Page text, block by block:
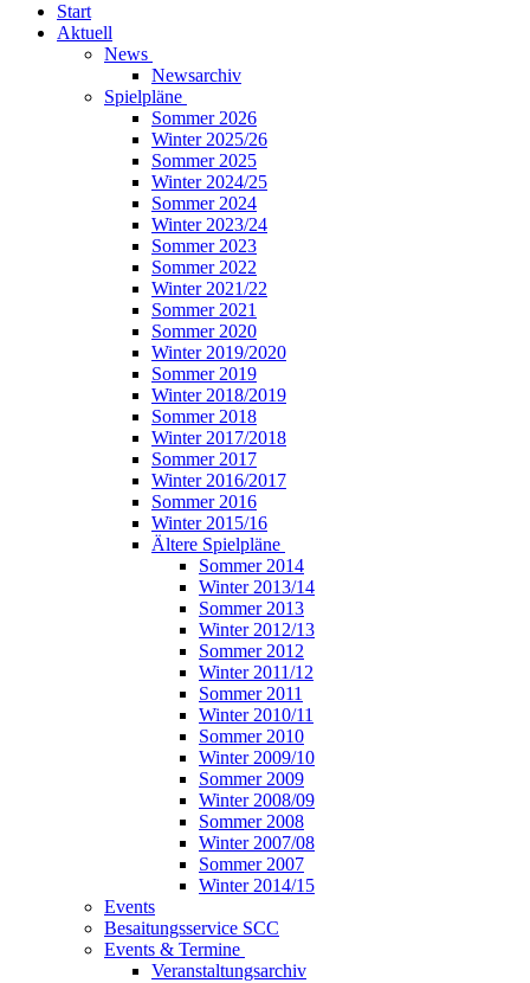
Start
Aktuell
News
Newsarchiv
Spielpläne
Sommer 2026
Winter 2025/26
Sommer 2025
Winter 2024/25
Sommer 2024
Winter 2023/24
Sommer 2023
Sommer 2022
Winter 2021/22
Sommer 2021
Sommer 2020
Winter 2019/2020
Sommer 2019
Winter 2018/2019
Sommer 2018
Winter 2017/2018
Sommer 2017
Winter 2016/2017
Sommer 2016
Winter 2015/16
Ältere Spielpläne
Sommer 2014
Winter 2013/14
Sommer 2013
Winter 2012/13
Sommer 2012
Winter 2011/12
Sommer 2011
Winter 2010/11
Sommer 2010
Winter 2009/10
Sommer 2009
Winter 2008/09
Sommer 2008
Winter 2007/08
Sommer 2007
Winter 2014/15
Events
Besaitungsservice SCC
Events & Termine
Veranstaltungsarchiv